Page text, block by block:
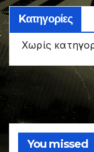
Kατηγορίες
Χωρίς
You missed